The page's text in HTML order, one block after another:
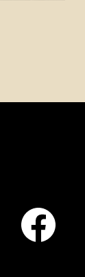
Facebook